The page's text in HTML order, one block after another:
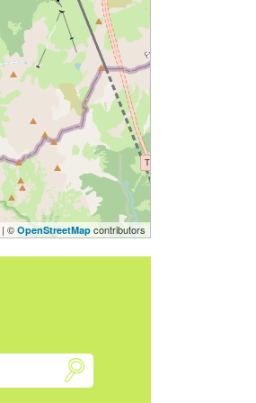
| © OpenStreetMap contributors